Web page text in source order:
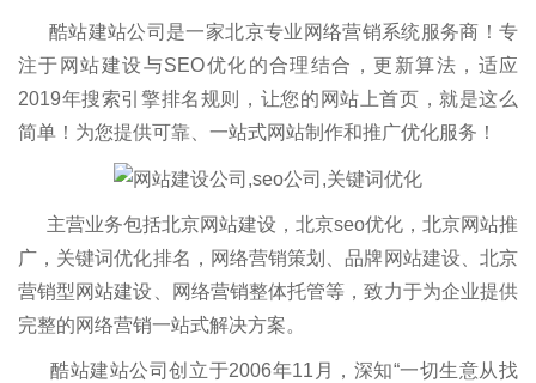
酷站建站公司是一家北京专业网络营销系统服务商！专
注于网站建设与SEO优化的合理结合，更新算法，适应
2019年搜索引擎排名规则，让您的网站上首页，就是这么
简单！为您提供可靠、一站式网站制作和推广优化服务！
主营业务包括北京网站建设，北京seo优化，北京网站推
广，关键词优化排名，网络营销策划、品牌网站建设、北京
营销型网站建设、网络营销整体托管等，致力于为企业提供
完整的网络营销一站式解决方案。
酷站建站公司创立于2006年11月，深知“一切生意从找